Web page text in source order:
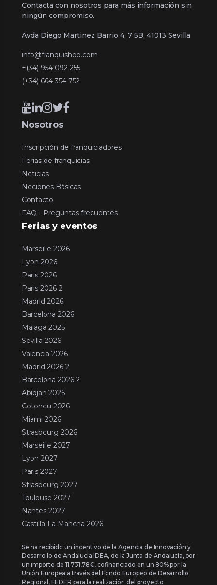
Contacta con nosotros para más información sin
ningún compromiso.
Avda Diego Martinez Barrio 4, 7 5B, 41013 Sevilla
info@franquishop.com
+(34) 954 092 255
(+34) 664 354 752
Nosotros
Inscripción de franquiciadores
Ferias de franquicias
Noticias
Nociones Básicas
Contacto
FAQ - Preguntas frecuentes
Ferias y eventos
Marseille 2026
Lyon 2026
Paris 2026
Paris 2026 2
Madrid 2026
Barcelona 2026
Málaga 2026
Sevilla 2026
Valencia 2026
Madrid 2026 2
Barcelona 2026 2
Abidjan 2026
Cotonou 2026
Miami 2026
Strasbourg 2026
Marseille 2027
Lyon 2027
Paris 2027
Strasbourg 2027
Toulouse 2027
Nantes 2027
Castilla-La Mancha 2026
Se ha recibido un incentivo de la Agencia de Innovación y
Desarrollo de Andalucía IDEA, de la Junta de Andalucía, por
un importe de 11.731,78€, cofinanciado en un 80% por la
Unión Europea a través del Fondo Europeo de Desarrollo
Regional, FEDER para la realización del proyecto